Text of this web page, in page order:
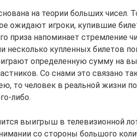
на теории больших чисел.
ожидают игроки, купившие
приза напоминает стремление
несколько купленных билетов
определенную сумму на
Со снами это связано
то человек в реальной жизни
либо.
выигрыш в телевизионной
со стороны большого